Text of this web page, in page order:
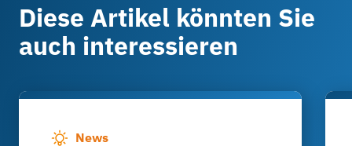
Diese Artikel könnten Sie
auch interessieren
News